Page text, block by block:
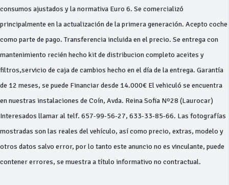
consumos ajustados y la normativa Euro 6. Se comercializó
principalmente en la actualización de la primera generación. Acepto coche
como parte de pago. Transferencia incluida en el precio. Se entrega con
mantenimiento recién hecho kit de distribucion completo aceites y
filtros,servicio de caja de cambios hecho en el día de la entrega. Garantía
de 12 meses, se puede Financiar desde 14.000€ El vehiculó se encuentra
en nuestras instalaciones de Coín, Avda. Reina Sofia Nº28 (Laurocar)
Interesados llamar al telf. 657-99-56-27, 633-33-85-66. Las fotografías
mostradas son las reales del vehículo, así como precio, extras, modelo y
otros datos salvo error, por lo tanto este anuncio no es vinculante, puede
contener errores, se muestra a título informativo no contractual.